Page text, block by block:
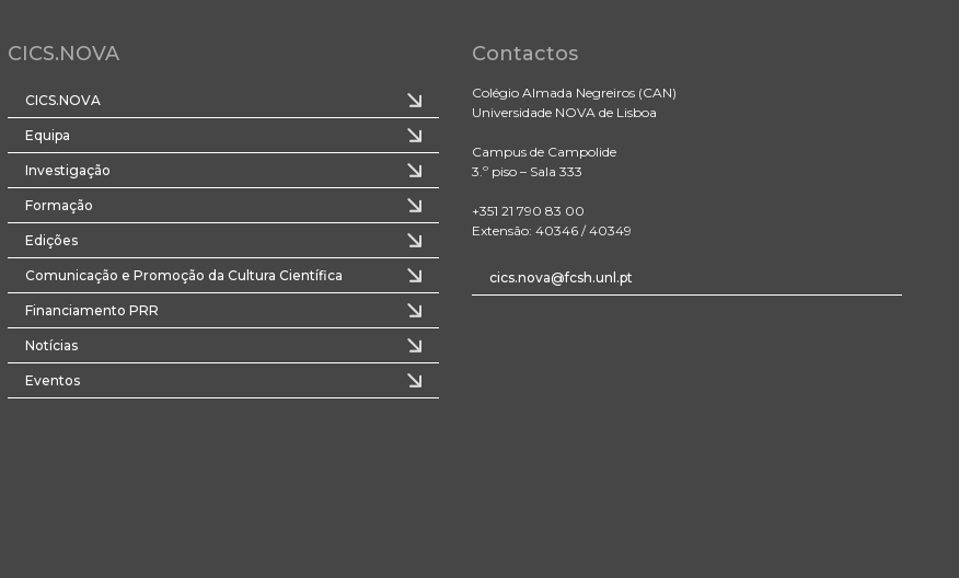
CICS.NOVA
CICS.NOVA
Equipa
Investigação
Formação
Edições
Comunicação e Promoção da Cultura Científica
Financiamento PRR
Notícias
Eventos
Contactos
Colégio Almada Negreiros (CAN)
Universidade NOVA de Lisboa
Campus de Campolide
3.º piso – Sala 333
+351 21 790 83 00
Extensão: 40346 / 40349
cics.nova@fcsh.unl.pt